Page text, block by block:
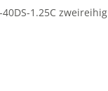
1.25C zweireihig